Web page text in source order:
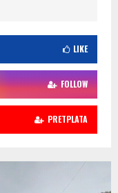
LIKE
FOLLOW
PRETPLATA